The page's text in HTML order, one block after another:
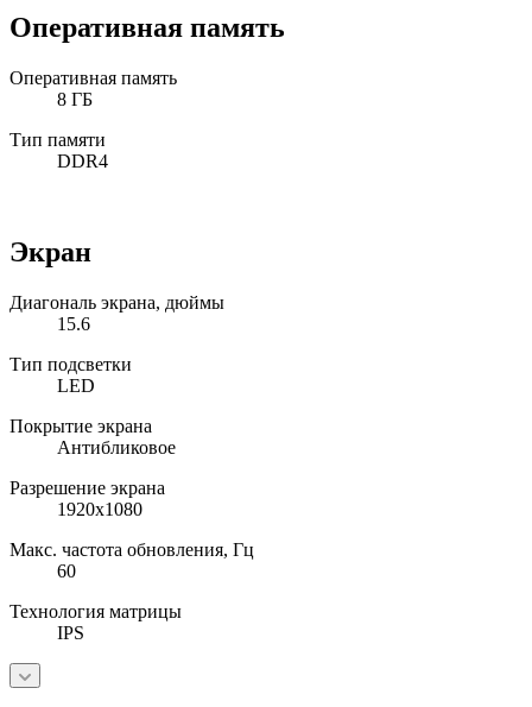
Оперативная память
Оперативная память
8 ГБ
Тип памяти
DDR4
Экран
Диагональ экрана, дюймы
15.6
Тип подсветки
LED
Покрытие экрана
Антибликовое
Разрешение экрана
1920x1080
Макс. частота обновления, Гц
60
Технология матрицы
IPS